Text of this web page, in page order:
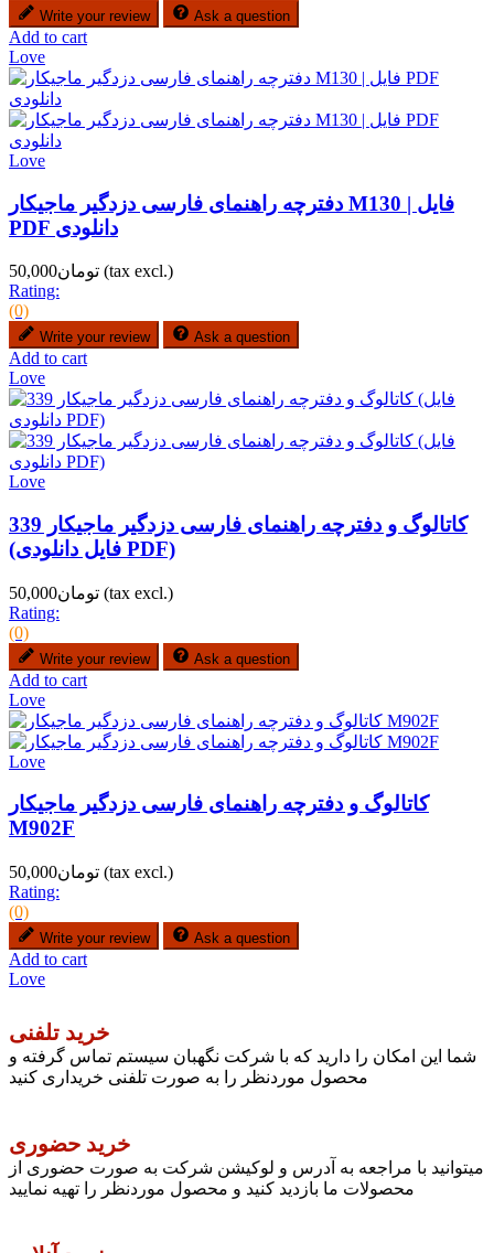
Write your review Ask a question
Add to cart
Love
Love
دفترچه راهنمای فارسی دزدگیر ماجیکار M130 | فایل
PDF دانلودی
تومان50,000 (tax excl.)
Rating:
(0)
Write your review Ask a question
Add to cart
Love
Love
کاتالوگ و دفترچه راهنمای فارسی دزدگیر ماجیکار 339
(فایل دانلودی PDF)
تومان50,000 (tax excl.)
Rating:
(0)
Write your review Ask a question
Add to cart
Love
Love
کاتالوگ و دفترچه راهنمای فارسی دزدگیر ماجیکار
M902F
تومان50,000 (tax excl.)
Rating:
(0)
Write your review Ask a question
Add to cart
Love
خرید تلفنی
شما این امکان را دارید که با شرکت نگهبان سیستم تماس گرفته و
محصول موردنظر را به صورت تلفنی خریداری کنید
خرید حضوری
میتوانید با مراجعه به آدرس و لوکیشن شرکت به صورت حضوری از
محصولات ما بازدید کنید و محصول موردنظر را تهیه نمایید